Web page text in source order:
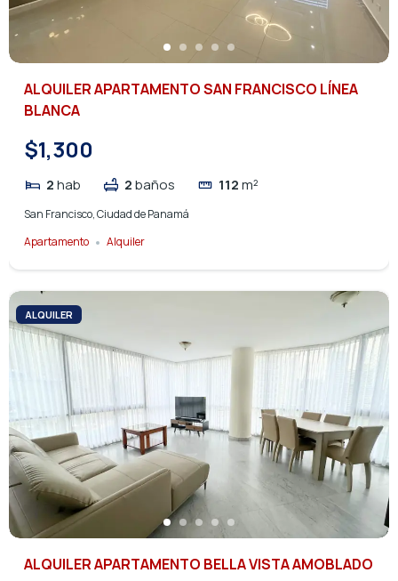
ALQUILER APARTAMENTO SAN FRANCISCO LÍNEA
BLANCA
$1,300
2hab 2baños 112m²
San Francisco, Ciudad de Panamá
Apartamento
Alquiler
ALQUILER
ALQUILER APARTAMENTO BELLA VISTA AMOBLADO